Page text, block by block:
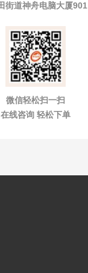
街道神舟电脑大厦901
微信轻松扫一扫
在线咨询 轻松下单